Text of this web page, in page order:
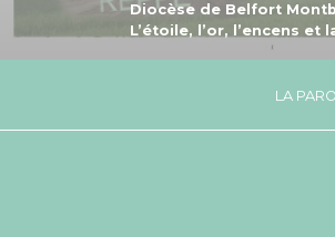
Diocèse de Belfort
L’étoile, l’or, l’encens et
LA